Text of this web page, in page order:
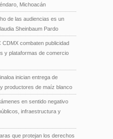
Michoacán
de las audiencias es un
Sheinbaum Pardo
CDMX combaten publicidad
y plataformas de comercio
inician entrega de
productores de maíz blanco
en sentido negativo
infraestructura y
que protejan los derechos